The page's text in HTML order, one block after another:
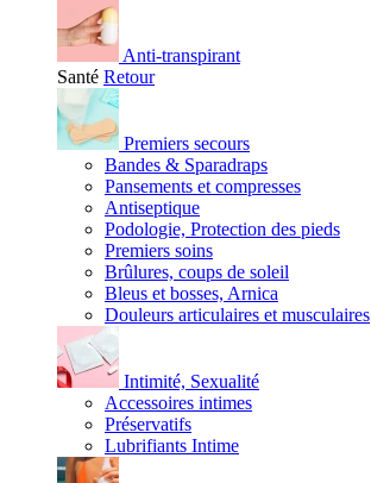
Anti-transpirant
Santé Retour
Premiers secours
Bandes & Sparadraps
Pansements et compresses
Antiseptique
Podologie, Protection des pieds
Premiers soins
Brûlures, coups de soleil
Bleus et bosses, Arnica
Douleurs articulaires et musculaires
Intimité, Sexualité
Accessoires intimes
Préservatifs
Lubrifiants Intime